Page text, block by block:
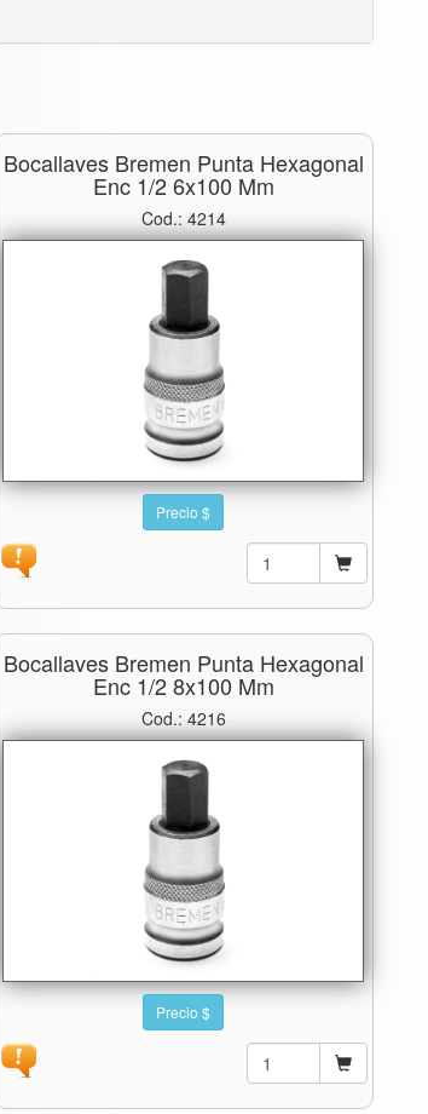
Bocallaves Bremen Punta Hexagonal
Enc 1/2 6x100 Mm
Cod.: 4214
Precio $
Bocallaves Bremen Punta Hexagonal
Enc 1/2 8x100 Mm
Cod.: 4216
Precio $